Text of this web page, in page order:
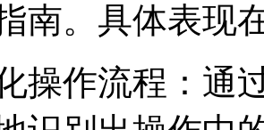
南。具体表现
操作流程：通